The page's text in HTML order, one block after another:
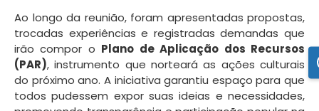
Ao longo da reunião, foram apresentadas propostas,
trocadas experiências e registradas demandas que
irão compor o Plano de Aplicação dos Recursos
(PAR), instrumento que norteará as ações culturais
do próximo ano. A iniciativa garantiu espaço para que
todos pudessem expor suas ideias e necessidades,